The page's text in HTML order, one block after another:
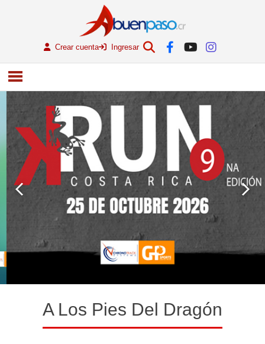
Crear cuenta Ingresar
A Los Pies Del Dragón